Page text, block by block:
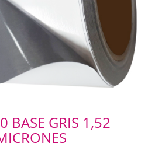
BASE GRIS 1,52